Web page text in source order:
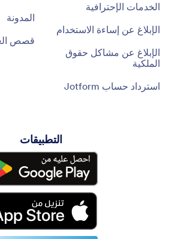
الخدمات الإحترافية
الإبلاغ عن إساءة الاستخدام
الإبلاغ عن مشاكل حقوق
الملكية
استرداد حساب Jotform
المدونة
قصص
التطبيقات